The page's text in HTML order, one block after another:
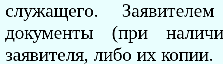
служащего.
документы (при
заявителя, либо их копии.